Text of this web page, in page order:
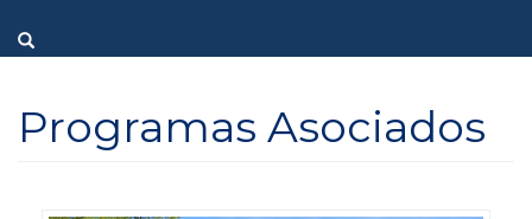
Programas Asociados